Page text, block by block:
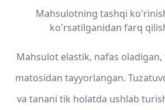
Mahsulotning tashqi
ko'rsatilganidan farq
Mahsulot elastik, nafas
matosidan tayyorlangan.
va tanani tik holatda ushlab